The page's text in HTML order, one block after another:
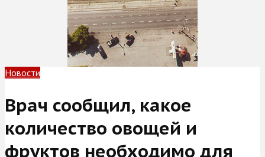
Новости
Врач сообщил, какое
количество овощей и
фруктов необходимо для